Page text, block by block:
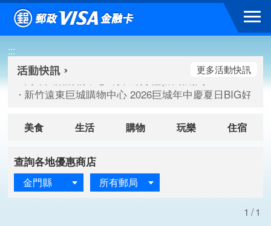
跳到主要內容區塊
:::
高雄大樂購物中心 刷卡郵好禮(活動期間：115/08/07-
臺北三創生活 有點東西第2波 刷卡郵好禮(活動期間：
高雄大樂購物中心 刷卡郵好禮(活動期間：115/08/07-
新竹遠東巨城購物中心 2026巨城年中慶夏日BIG好刷(
更多活動快訊
美食 生活 購物 玩樂 住宿
查詢各地優惠商店
金門縣 所有郵局
1/1